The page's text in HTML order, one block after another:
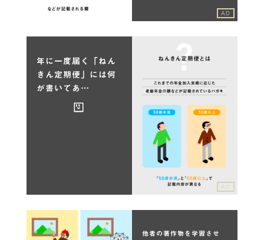
AD
年に一度届く「ねん
きん定期便」には何
が書いてあ…
AD
他者の著作物を学習させ